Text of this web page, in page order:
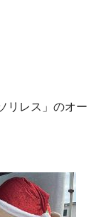
リレス」のオー